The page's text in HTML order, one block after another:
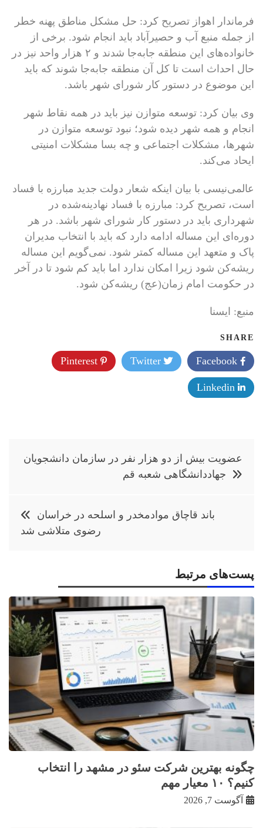
فرماندار اهواز تصریح کرد: حل مشکل مناطق پهنه خطر
از جمله منبع آب و حصیرآباد باید انجام شود. برخی از
خانواده‌های این منطقه جابه‌جا شدند و ۲ هزار واحد نیز در
حال احداث است تا کل آن منطقه جابه‌جا شوند که باید
این موضوع در دستور کار شورای شهر باشد.
وی بیان کرد: توسعه متوازن نیز باید در همه نقاط شهر
انجام و همه شهر دیده شود؛ نبود توسعه متوازن در
شهرها، مشکلات اجتماعی و چه بسا مشکلات امنیتی
ایحاد می‌کند.
عالمی‌نیسی با بیان اینکه شعار دولت جدید مبارزه با فساد
است، تصریح کرد: مبارزه با فساد نهادینه‌شده در
شهرداری باید در دستور کار شورای شهر باشد. در هر
دوره‌ای این مساله ادامه دارد که باید با انتخاب مدیران
پاک و متعهد این مساله کمتر شود. نمی‌گویم این مساله
ریشه‌کن شود زیرا امکان ندارد اما باید کم شود تا در آخر
در حکومت امام زمان(عج) ریشه‌کن شود.
منبع: ايسنا
SHARE
Twitter
نوشته
عضویت بیش از دو هزار نفر در سازمان دانشجویان
جهاددانشگاهی شعبه قم
باند قاچاق موادمخدر و اسلحه در خراسان
رضوی متلاشی شد
پست‌های مرتبط
چگونه بهترین شرکت سئو در مشهد را انتخاب
کنیم؟ ۱۰ معیار مهم
آگوست 7, 2026